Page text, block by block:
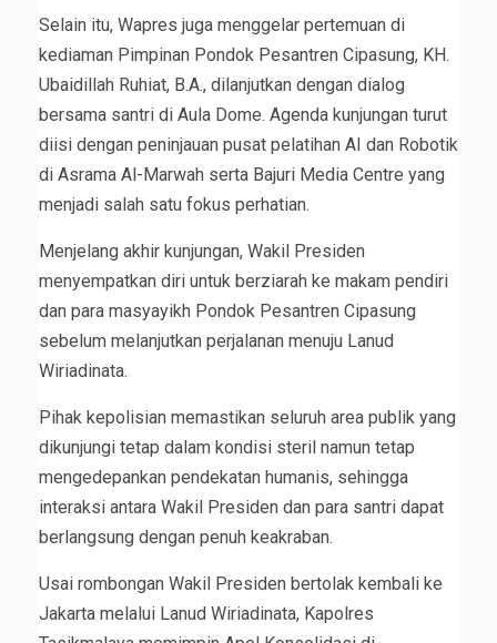
Selain itu, Wapres juga menggelar pertemuan di
kediaman Pimpinan Pondok Pesantren Cipasung, KH.
Ubaidillah Ruhiat, B.A., dilanjutkan dengan dialog
bersama santri di Aula Dome. Agenda kunjungan turut
diisi dengan peninjauan pusat pelatihan AI dan Robotik
di Asrama Al-Marwah serta Bajuri Media Centre yang
menjadi salah satu fokus perhatian.
Menjelang akhir kunjungan, Wakil Presiden
menyempatkan diri untuk berziarah ke makam pendiri
dan para masyayikh Pondok Pesantren Cipasung
sebelum melanjutkan perjalanan menuju Lanud
Wiriadinata.
Pihak kepolisian memastikan seluruh area publik yang
dikunjungi tetap dalam kondisi steril namun tetap
mengedepankan pendekatan humanis, sehingga
interaksi antara Wakil Presiden dan para santri dapat
berlangsung dengan penuh keakraban.
Usai rombongan Wakil Presiden bertolak kembali ke
Jakarta melalui Lanud Wiriadinata, Kapolres